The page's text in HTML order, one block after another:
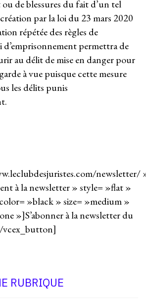
de blessures du fait d’un tel
par la loi du 23 mars 2020
répétée des règles de
permettra de
au délit de mise en danger pour
à vue puisque cette mesure
les délits punis
newsletter/
à la newsletter » style= »flat »
»black » size= »medium »
»]S’abonner à la newsletter du
vcex_button]
RUBRIQUE